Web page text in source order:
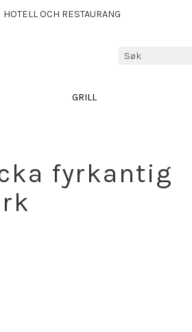
HOTELL OCH RESTAURANG
GRILL
fyrkantig